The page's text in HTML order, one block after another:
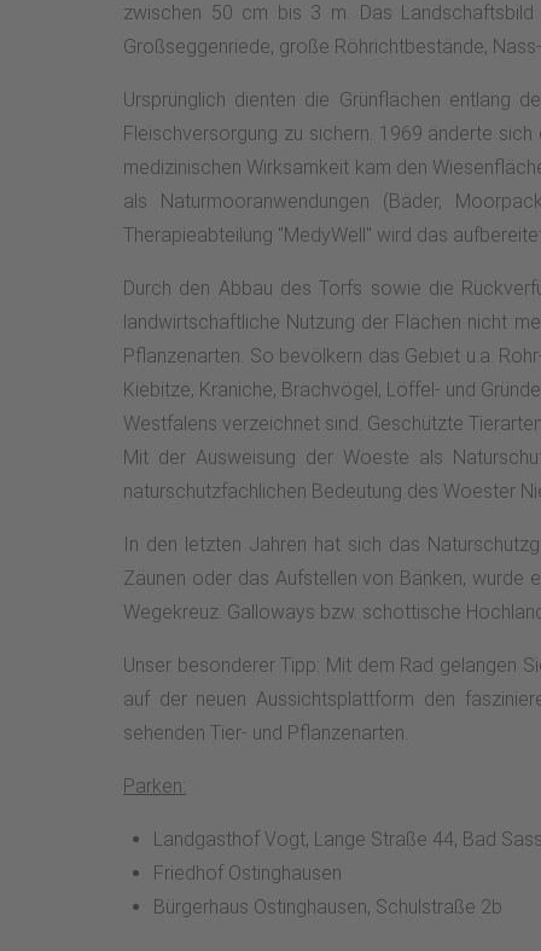
zwischen 50 cm bis 3 m. Das
Großseggenriede, große Röhrichtbestände,
Ursprünglich dienten die Grünflächen entlang
Fleischversorgung zu sichern. 1969 änderte
medizinischen Wirksamkeit kam den
als Naturmooranwendungen (Bäder,
Therapieabteilung "MedyWell" wird das
Durch den Abbau des Torfs sowie die
landwirtschaftliche Nutzung der Flächen nicht
Pflanzenarten. So bevölkern das Gebiet u.a.
Kiebitze, Kraniche, Brachvögel, Löffel- und
Westfalens verzeichnet sind. Geschützte
Mit der Ausweisung der Woeste als
naturschutzfachlichen Bedeutung des Woester
In den letzten Jahren hat sich das
Zäunen oder das Aufstellen von Bänken, wurde
Wegekreuz. Galloways bzw. schottische
Unser besonderer Tipp: Mit dem Rad gelangen
auf der neuen Aussichtsplattform den
sehenden Tier- und Pflanzenarten.
Parken:
Landgasthof Vogt, Lange Straße 44, Bad
Friedhof Ostinghausen
Bürgerhaus Ostinghausen, Schulstraße 2b